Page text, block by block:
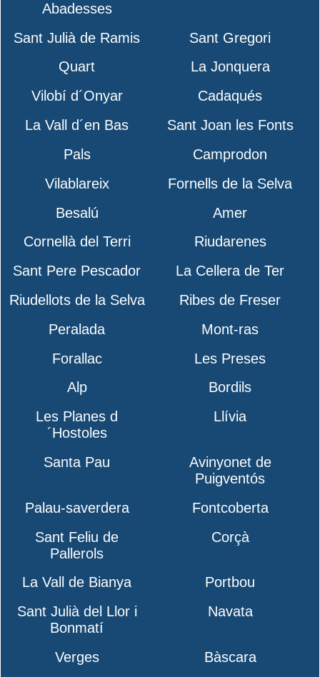
Abadesses
Sant Julià de Ramis
Sant Gregori
Quart
La Jonquera
Vilobí d´Onyar
Cadaqués
La Vall d´en Bas
Sant Joan les Fonts
Pals
Camprodon
Vilablareix
Fornells de la Selva
Besalú
Amer
Cornellà del Terri
Riudarenes
Sant Pere Pescador
La Cellera de Ter
Riudellots de la Selva
Ribes de Freser
Peralada
Mont-ras
Forallac
Les Preses
Alp
Bordils
Les Planes d
´Hostoles
Llívia
Santa Pau
Avinyonet de
Puigventós
Palau-saverdera
Fontcoberta
Sant Feliu de
Pallerols
Corçà
La Vall de Bianya
Portbou
Sant Julià del Llor i
Bonmatí
Navata
Verges
Bàscara